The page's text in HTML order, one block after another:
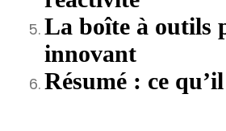
La boîte à outils
innovant
Résumé : ce